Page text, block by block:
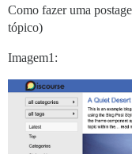
Como fazer uma
tópico)
Imagem1: